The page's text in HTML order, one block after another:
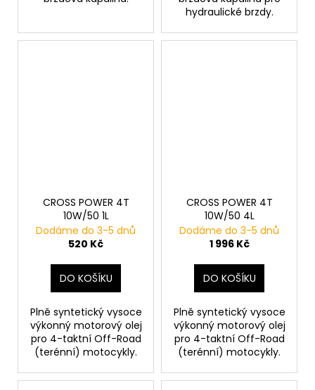
hydraulické brzdy.
CROSS POWER 4T
10W/50 1L
Dodáme do 3-5 dnů
520 Kč
DO KOŠÍKU
Plně syntetický vysoce
výkonný motorový olej
pro 4-taktní Off-Road
(terénní) motocykly.
CROSS POWER 4T
10W/50 4L
Dodáme do 3-5 dnů
1 996 Kč
DO KOŠÍKU
Plně syntetický vysoce
výkonný motorový olej
pro 4-taktní Off-Road
(terénní) motocykly.